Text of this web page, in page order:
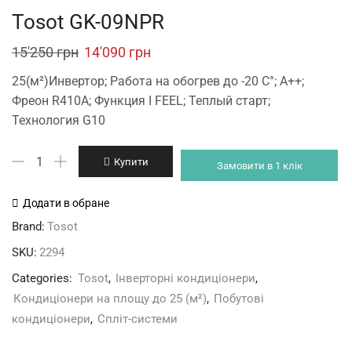
Tosot GK-09NPR
15'250грн Original
price
was:
15'250 грн.
14'090 грн
is:
25(м²)Инвертор; Работа на обогрев до -20 С°; А++;
Фреон R410A; Функция I FEEL; Теплый старт;
Технология G10
Tosot
09NPR
Купити Замовити в 1 клік
Додати в обране
Brand: Tosot
SKU: 2294
Categories: Tosot, Інверторні кондиціонери,
Кондиціонери на площу до 25 (м²), Побутові
кондиціонери, Спліт-системи